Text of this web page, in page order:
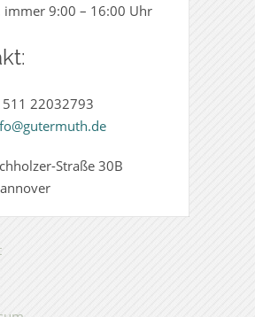
immer 9:00 – 16:00 Uhr
22032793
Straße 30B